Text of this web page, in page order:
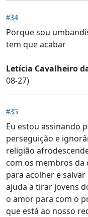
#34
Porque sou
tem que acabar
Letícia Cavalheiro
08-27)
#35
Eu estou assinando
perseguição e
religião
com os membros da
para acolher e
ajuda a tirar jovens
o amor para com o
que está ao nosso